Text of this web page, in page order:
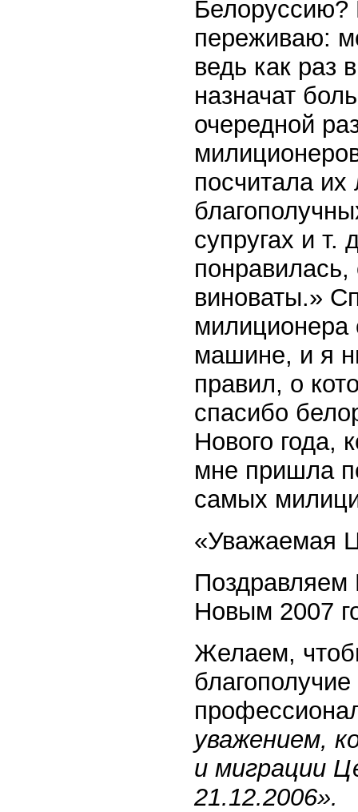
Белоруссию?
переживаю:
ведь как раз
назначат
очередной
посчитала
супругах и
виноваты.»
милиционера
машине, и я
правил, о
спасибо
Нового года,
мне пришла
самых
«Уважаемая
Новым 2007
Желаем,
уважением,
и миграции
21.12.2006».